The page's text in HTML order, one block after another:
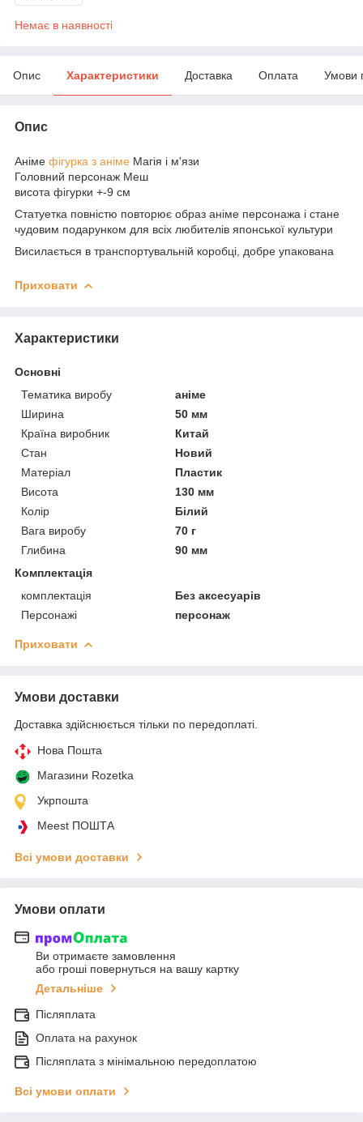
Немає в наявності
Опис Характеристики Доставка Оплата Умови
Опис
Аніме фігурка з аніме Магія і м'язи
Головний персонаж Меш
висота фігурки +-9 см
Статуетка повністю повторює образ аніме персонажа і стане
чудовим подарунком для всіх любителів японської культури
Висилається в транспортувальній коробці, добре упакована
Приховати
Характеристики
Основні
Тематика виробу
аніме
Ширина
50 мм
Країна виробник
Китай
Стан
Новий
Матеріал
Пластик
Висота
130 мм
Колір
Білий
Вага виробу
70 г
Глибина
90 мм
Комплектація
комплектація
Без аксесуарів
Персонажі
персонаж
Приховати
Умови доставки
Доставка здійснюється тільки по передоплаті.
Нова Пошта
Магазини Rozetka
Укрпошта
Meest ПОШТА
Всі умови доставки
Умови оплати
Ви отримаєте замовлення
або гроші повернуться на вашу картку
Детальніше
Післяплата
Оплата на рахунок
Післяплата з мінімальною передоплатою
Всі умови оплати